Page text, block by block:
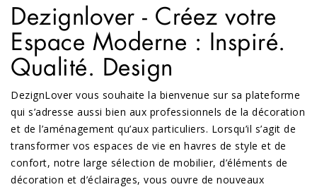
Dezignlover - Créez votre
Espace Moderne : Inspiré.
Qualité. Design
DezignLover vous souhaite la bienvenue sur sa plateforme
qui s’adresse aussi bien aux professionnels de la décoration
et de l’aménagement qu’aux particuliers. Lorsqu’il s’agit de
transformer vos espaces de vie en havres de style et de
confort, notre large sélection de mobilier, d’éléments de
décoration et d’éclairages, vous ouvre de nouveaux